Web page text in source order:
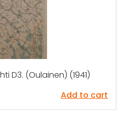
D3. (Oulainen) (1941)
Add to cart